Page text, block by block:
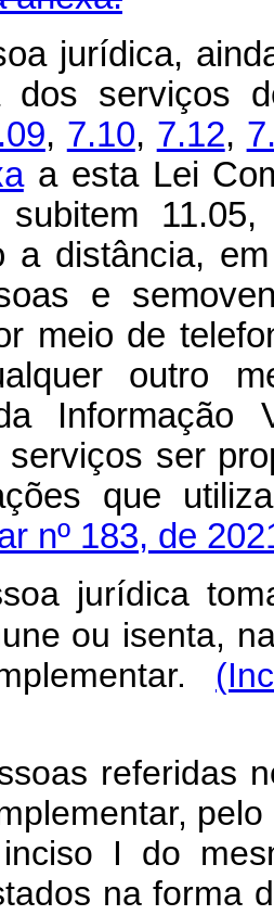
jurídica,
dos serviços
, 7.10, 7.12,
a esta Lei
a distância,
e
meio de
outro
Informação
serviços ser
nº 183, de
jurídica
ou isenta,
referidas
I do
na forma